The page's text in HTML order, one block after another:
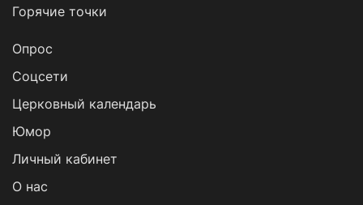
Горячие точки
Опрос
Cоцсети
Церковный календарь
Юмор
Личный кабинет
О нас